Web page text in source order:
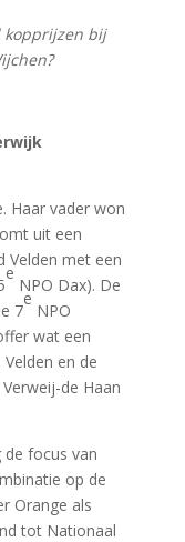
kopprijzen bij
Haar vader won
uit een
Velden met een
e
NPO Dax). De
7
e
NPO
wat een
en de
de Haan
focus van
op de
Orange als
tot Nationaal